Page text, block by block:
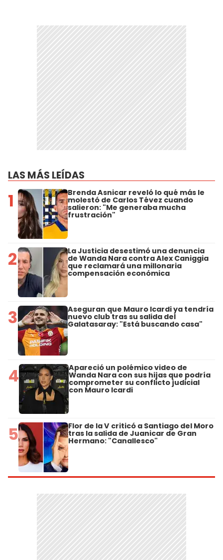
LAS MÁS LEÍDAS
1 Brenda Asnicar reveló lo qué más le
molestó de Carlos Tévez cuando
salieron: "Me generaba mucha
frustración"
2 La Justicia desestimó una denuncia
de Wanda Nara contra Alex Caniggia
que reclamará una millonaria
compensación económica
3 Aseguran que Mauro Icardi ya tendría
nuevo club tras su salida del
Galatasaray: "Está buscando casa"
4 Apareció un polémico video de
Wanda Nara con sus hijas que podría
comprometer su conflicto judicial
con Mauro Icardi
5 Flor de la V criticó a Santiago del Moro
tras la salida de Juanicar de Gran
Hermano: "Canallesco"